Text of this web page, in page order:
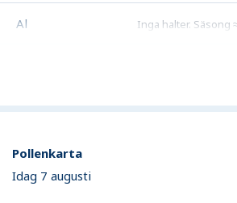
Al Inga halter. Säsong
Pollenkarta
Idag 7 augusti